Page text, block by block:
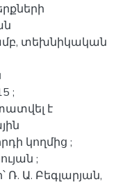
տեխնիկական
;
է
կողմից ;
;
Ա. Բեգլարյան,